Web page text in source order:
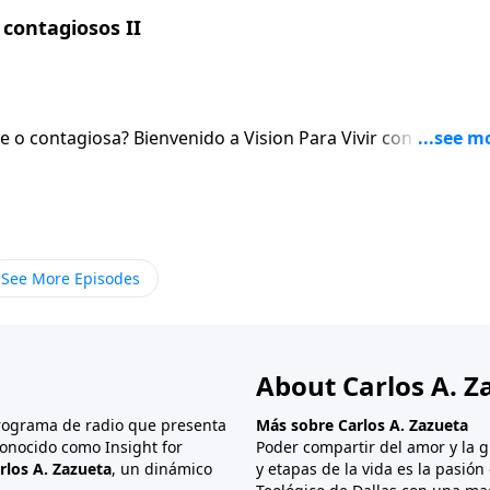
II
Para Vivir con el pastor
See More Episodes
de radio que presenta
como Insight for
A. Zazueta, un dinámico
About Carlos A.
Más sobre Carlos A. Zazueta
Poder compartir del amor y la
y etapas de la vida es la